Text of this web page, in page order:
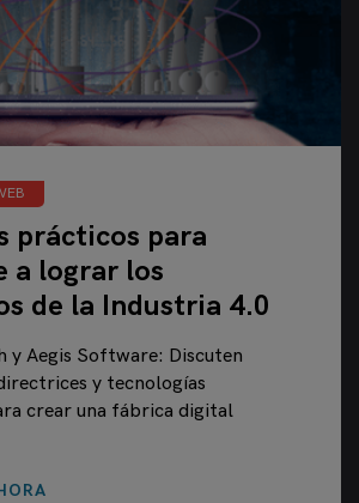
prácticos para
a lograr los
de la Industria 4.0
y Aegis Software: Discuten
y tecnologías
crear una fábrica digital